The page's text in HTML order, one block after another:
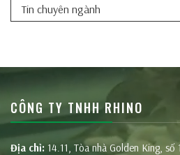
Tin chuyên ngành
CÔNG TY TNHH RHINO
Địa chỉ: 14.11, Tòa nhà Golden King,